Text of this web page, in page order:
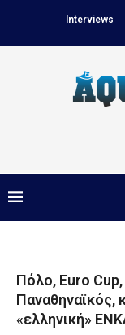
Interviews
Πόλο, Euro Cup,
Παναθηναϊκός,
«ελληνική»